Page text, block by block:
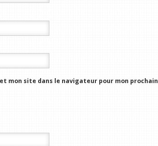
mon site dans le navigateur pour mon prochain